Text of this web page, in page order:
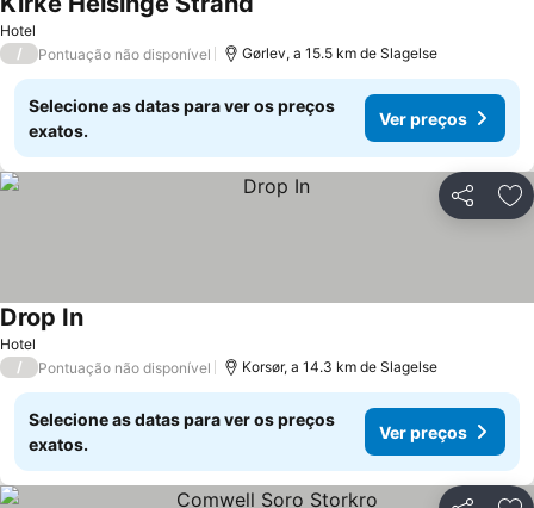
Hotel
/ Pontuação não disponível Gørlev, a 15.5 km de Slagelse
Selecione as datas para ver os preços
exatos.
Ver preços
Partilhar
Hotel
Drop In
/ Pontuação não disponível Korsør, a 14.3 km de Slagelse
Selecione as datas para ver os preços
exatos.
Ver preços